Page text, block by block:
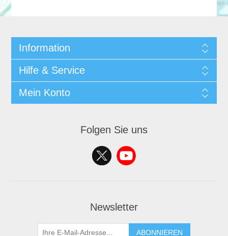
Information
Hilfe & Service
Mein Konto
Folgen Sie uns
Newsletter
ABONNIEREN